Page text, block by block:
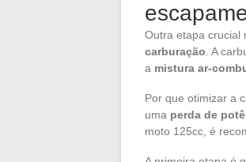
Outra etapa crucial
carburação. A
a mistura ar-
Por que otimizar a
uma perda de
moto 125cc, é